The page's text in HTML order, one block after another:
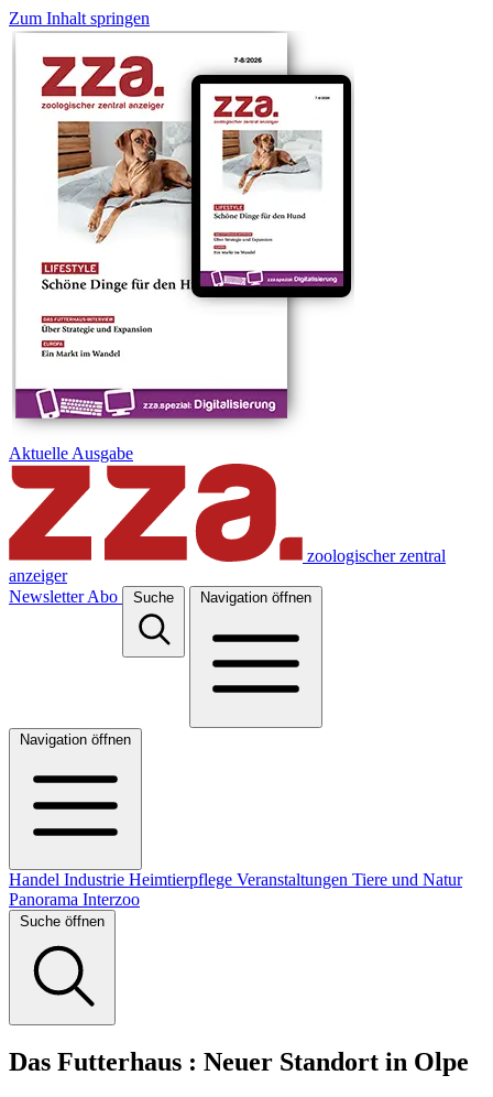
Zum Inhalt springen
Aktuelle Ausgabe
zoologischer zentral
anzeiger
Newsletter Abo Suche Navigation öffnen
Navigation öffnen
Handel Industrie Heimtierpflege Veranstaltungen Tiere und Natur
Panorama Interzoo
Suche öffnen
Das Futterhaus : Neuer Standort in Olpe